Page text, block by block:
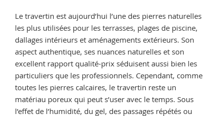
Le travertin est aujourd’hui l’une des pierres naturelles
les plus utilisées pour les terrasses, plages de piscine,
dallages intérieurs et aménagements extérieurs. Son
aspect authentique, ses nuances naturelles et son
excellent rapport qualité-prix séduisent aussi bien les
particuliers que les professionnels. Cependant, comme
toutes les pierres calcaires, le travertin reste un
matériau poreux qui peut s’user avec le temps. Sous
l’effet de l’humidité, du gel, des passages répétés ou